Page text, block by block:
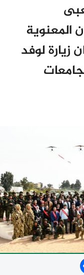
المعنوية
زيارة لوفد